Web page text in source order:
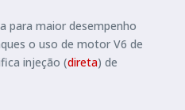
para maior desempenho
o uso de motor V6 de
injeção (direta) de